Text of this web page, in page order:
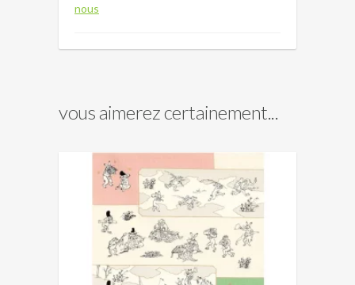
nous
vous aimerez certainement...